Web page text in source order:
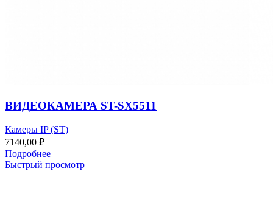
ВИДЕОКАМЕРА ST-SX5511
Камеры IP (ST)
7140,00 ₽
Подробнее
Быстрый просмотр